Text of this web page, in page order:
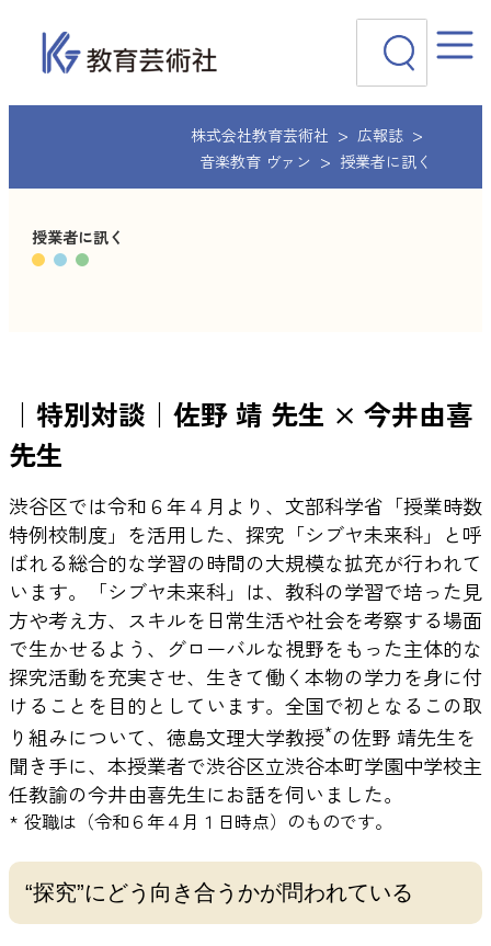
キ
株式会社教育芸術社
広報誌
音楽教育 ヴァン
授業者に訊く
授業者に訊く
｜特別対談｜佐野 靖 先生 × 今井由喜
先生
渋谷区では令和６年４月より、文部科学省「授業時数
特例校制度」を活用した、探究「シブヤ未来科」と呼
ばれる総合的な学習の時間の大規模な拡充が行われて
います。「シブヤ未来科」は、教科の学習で培った見
方や考え方、スキルを日常生活や社会を考察する場面
で生かせるよう、グローバルな視野をもった主体的な
探究活動を充実させ、生きて働く本物の学力を身に付
けることを目的としています。全国で初となるこの取
り組みについて、徳島文理大学教授*の佐野 靖先生を
聞き手に、本授業者で渋谷区立渋谷本町学園中学校主
任教諭の今井由喜先生にお話を伺いました。
* 役職は（令和６年４月１日時点）のものです。
“探究”にどう向き合うかが問われている